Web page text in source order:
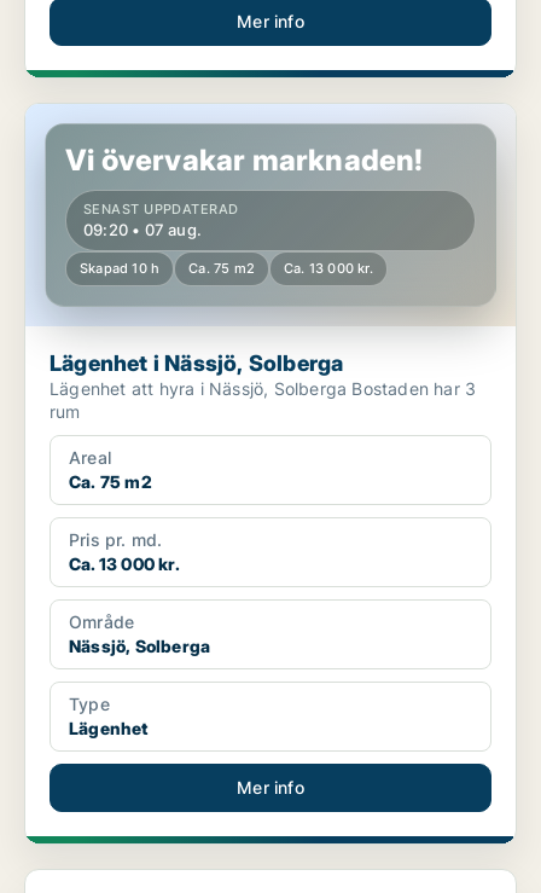
Mer info
Lägenhet i Nässjö, Solberga
Vi övervakar marknaden!
SENAST UPPDATERAD
09:20 • 07 aug.
Skapad 10 h Ca. 75 m2 Ca. 13 000 kr.
Lägenhet i Nässjö, Solberga
Lägenhet att hyra i Nässjö, Solberga Bostaden har 3
rum
Areal
Ca. 75 m2
Pris pr. md.
Ca. 13 000 kr.
Område
Nässjö, Solberga
Type
Lägenhet
Mer info
Lägenhet på Södermalm